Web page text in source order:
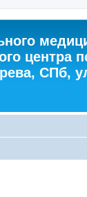
центра
СПб,